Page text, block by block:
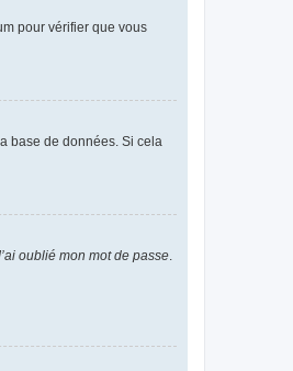
pour vérifier que vous
base de données. Si cela
oublié mon mot de passe